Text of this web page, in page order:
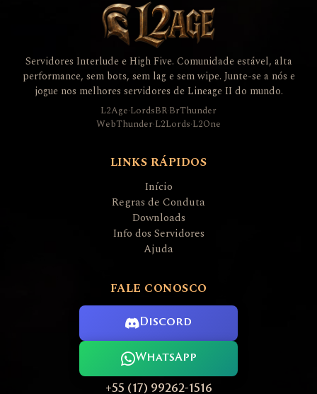
Servidores Interlude e High Five. Comunidade estável, alta
performance, sem bots, sem lag e sem wipe. Junte-se a nós e
jogue nos melhores servidores de Lineage II do mundo.
L2Age·LordsBR·BrThunder
WebThunder·L2Lords·L2One
LINKS RÁPIDOS
Início
Regras de Conduta
Downloads
Info dos Servidores
Ajuda
FALE CONOSCO
Discord
WhatsApp
+55 (17) 99262-1516